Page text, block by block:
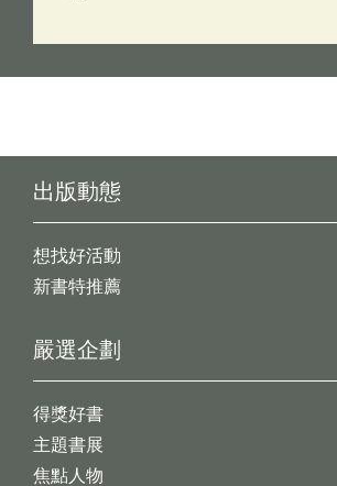
出版動態
想找好活動
新書特推薦
嚴選企劃
得獎好書
主題書展
焦點人物